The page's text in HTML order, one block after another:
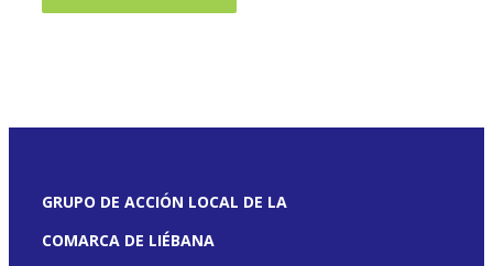
GRUPO DE ACCIÓN LOCAL DE LA
COMARCA DE LIÉBANA